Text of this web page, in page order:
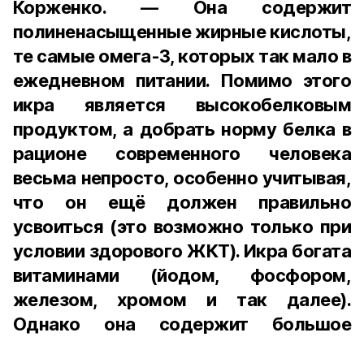
Корженко. — Она содержит
полиненасыщенные жирные кислоты,
те самые омега-3, которых так мало в
ежедневном питании. Помимо этого
икра является высокобелковым
продуктом, а добрать норму белка в
рационе современного человека
весьма непросто, особенно учитывая,
что он ещё должен правильно
усвоиться (это возможно только при
условии здорового ЖКТ). Икра богата
витаминами (йодом, фосфором,
железом, хромом и так далее).
Однако она содержит большое